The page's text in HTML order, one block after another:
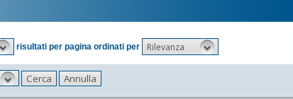
risultati per pagina ordinati per Rilevanza